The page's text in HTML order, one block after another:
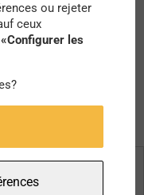
ou rejeter
ceux
«Configurer les